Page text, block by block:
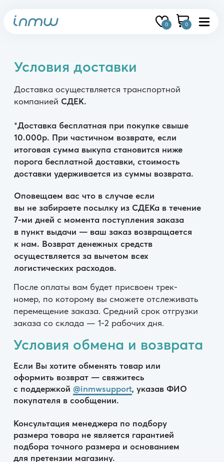
0
0
Гарантийный срок всех изделий 30 дней.
После оплаты вам будет присвоен трек-
номер, по которому вы сможете отслеживать
перемещение заказа. Средний срок отгрузки
заказа со склада — 1-2 рабочих дня.
Оповещаем вас что в случае если
вы не забираете посылку из СДЕКа в течение
7-ми дней с момента поступления заказа
в пункт выдачи — ваш заказ возвращается
к нам. Возврат денежных средств
логистических расходов.
Доставка осуществляется транспортной
компаниейСДЕК.
Доставка бесплатная при покупке свыше
10.000р. При частичном возврате, если
итоговая сумма выкупа становится ниже
доставки удерживается из суммы возврата.
Вы можете вернуть или обменять товар
надлежащего качества в течение 7 дней с
подошел вам по форме, габаритам, фасону,
расцветке или размеру, при условии, что на
одежде отсутствуют следы носки (посторонний
запах, грязь, следы от дезодоранта) и сохранены
размерные бирки.
надлежащего качества в ПВЗ СДЕКа
логистические расходы в обе стороны не
возвращаются.
Если Вы хотите обменять товар или
оформить возврат — свяжитесь
покупателя в сообщении.
Консультация менеджера по подбору
размера товара не является гарантией
подбора точного размера и основанием
для претензии магазину.
Условия обмена и возврата